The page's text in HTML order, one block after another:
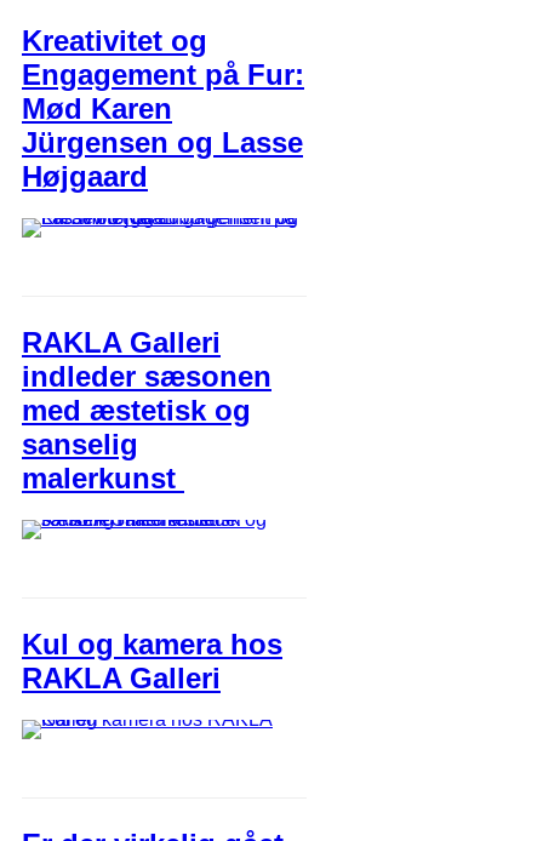
Kreativitet og
Engagement på Fur:
Mød Karen
Jürgensen og Lasse
Højgaard
RAKLA Galleri
indleder sæsonen
med æstetisk og
sanselig
malerkunst
Kul og kamera hos
RAKLA Galleri